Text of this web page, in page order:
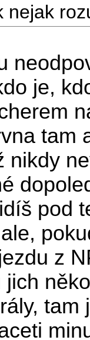
nejak
je,
tam
nikdy
pod
z
tam